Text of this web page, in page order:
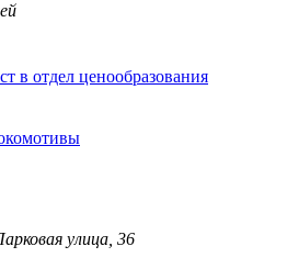
в отдел ценообразования
улица, 36